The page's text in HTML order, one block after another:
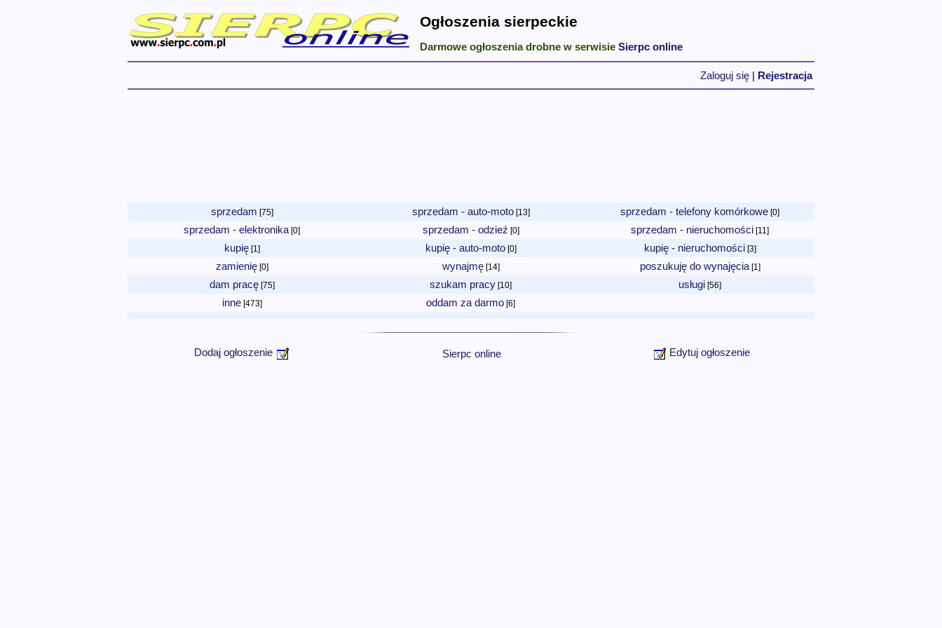
Ogłoszenia sierpeckie
Darmowe ogłoszenia drobne w serwisie Sierpc online
Zaloguj się Rejestracja
sprzedam [75] sprzedam - auto-moto[13] sprzedam - telefony komórkowe [0]
sprzedam - elektronika[0] sprzedam - odzieź [0] sprzedam - nieruchomości [11]
kupię[1] kupię - auto-moto[0] kupię - nieruchomości[3]
zamienię[0] wynajmę[14] poszukuję do wynajęcia[1]
dam pracę[75] szukam pracy [10] usługi [56]
inne[473] oddam za darmo [6]
Dodaj ogłoszenie Sierpc online Edytuj ogłoszenie